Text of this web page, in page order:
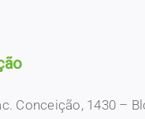
Conceição, 1430 –